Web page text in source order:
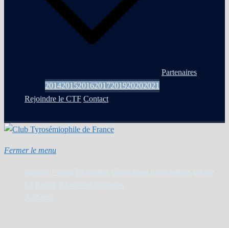
2014201520162017201920202021
Partenaires
Rejoindre le CTF Contact
Fermer le menu